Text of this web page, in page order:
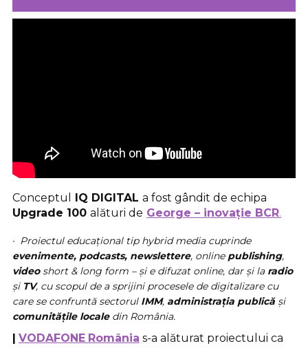
Conceptul IQ DIGITAL a fost gândit de echipa
Upgrade 100 alături de George – inovație BCR.
Proiectul educațional tip hybrid media cuprinde
evenimente, podcasts, newslettere, online publishing,
video short & long form – și e difuzat online, dar și la radio
și TV, cu scopul de a sprijini procesele de digitalizare cu
care se confruntă sectorul IMM, administrația publică și
comunitățile locale din România.
| VODAFONE România s-a alăturat proiectului ca